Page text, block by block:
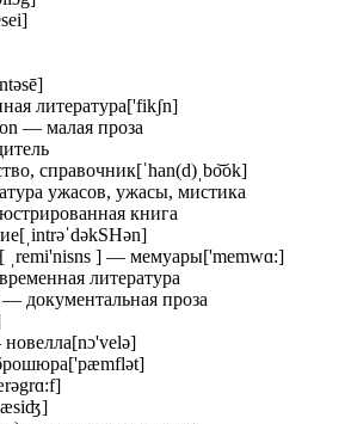
литература['fikʃn]
— малая проза
справочник[ˈhan(d)ˌbo͝ok]
ужасов, ужасы, мистика
книга
[ˌintrəˈdəkSHən]
ˌremi'nisns ] — мемуары['memwɑ:]
литература
документальная проза
[nɔ'velə]
['pæmflət]